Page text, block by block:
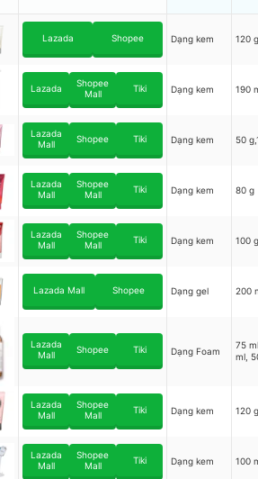
Lazada Shopee Dạng kem 120 g
Lazada
Shopee
Mall
Tiki Dạng kem 190
Lazada
Mall
Shopee Tiki Dạng kem 50
Lazada
Mall
Shopee
Mall
Tiki Dạng kem 80 g
Lazada
Mall
Shopee
Mall
Tiki Dạng kem 100 g
Lazada Mall Shopee Dạng gel 200
Lazada
Mall
Shopee Tiki Dạng Foam
75
ml,
Lazada
Mall
Shopee
Mall
Tiki Dạng kem 120 g
Lazada
Mall
Shopee
Mall
Tiki Dạng kem 100